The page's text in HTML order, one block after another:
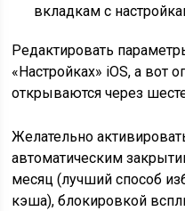
вкладкам с
Редактировать
«Настройках» iOS, а вот
открываются через
Желательно
автоматическим
месяц (лучший способ
кэша), блокировкой